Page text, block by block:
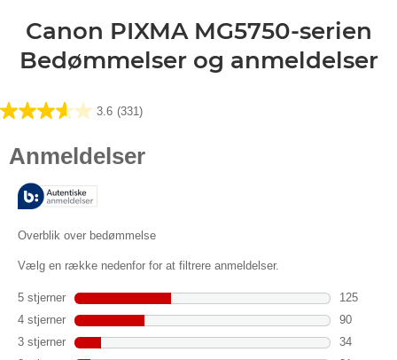
Canon PIXMA MG5750-serien
Bedømmelser og anmeldelser
3.6 (331)
3.6
stjerner.
331